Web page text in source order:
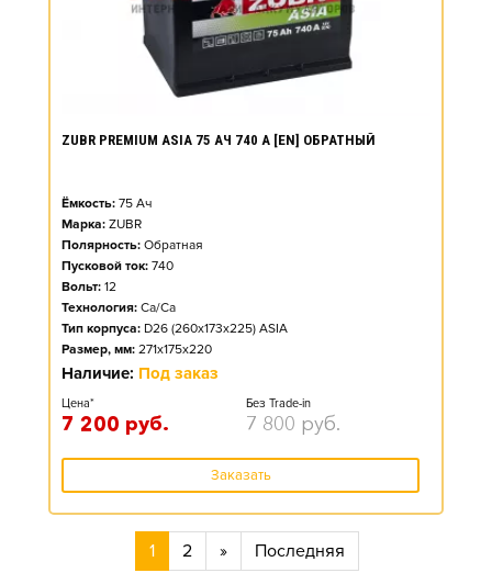
ZUBR PREMIUM ASIA 75 АЧ 740 А [EN] ОБРАТНЫЙ
Ёмкость: 75 Ач
Марка: ZUBR
Полярность: Обратная
Пусковой ток: 740
Вольт: 12
Технология: Ca/Ca
Тип корпуса: D26 (260x173x225) ASIA
Размер, мм: 271x175x220
Наличие: Под заказ
Цена*
7 200 руб.
Без Trade-in
7 800 руб.
Заказать
1 2 » Последняя